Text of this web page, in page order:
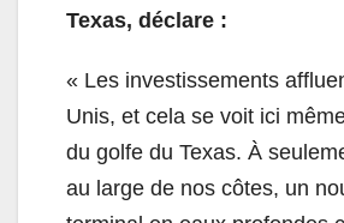
Texas, déclare :
« Les investissements
Unis, et cela se voit ici
du golfe du Texas. À
au large de nos côtes, un